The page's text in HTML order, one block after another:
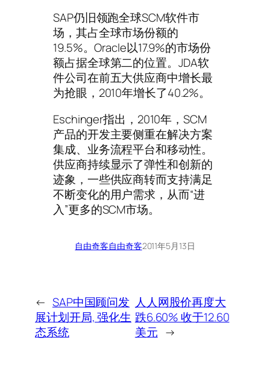
SAP仍旧领跑全球SCM软件市
场，其占全球市场份额的
19.5%。Oracle以17.9%的市场份
额占据全球第二的位置。JDA软
件公司在前五大供应商中增长最
为抢眼，2010年增长了40.2%。
Eschinger指出，2010年，SCM
产品的开发主要侧重在解决方案
集成、业务流程平台和移动性。
供应商持续显示了弹性和创新的
迹象，一些供应商转而支持满足
不断变化的用户需求，从而“进
入”更多的SCM市场。
自由奇客自由奇客2011年5月13日
← SAP中国顾问发
展计划开局, 强化生
态系统
人人网股价再度大
跌6.60% 收于12.60
美元 →